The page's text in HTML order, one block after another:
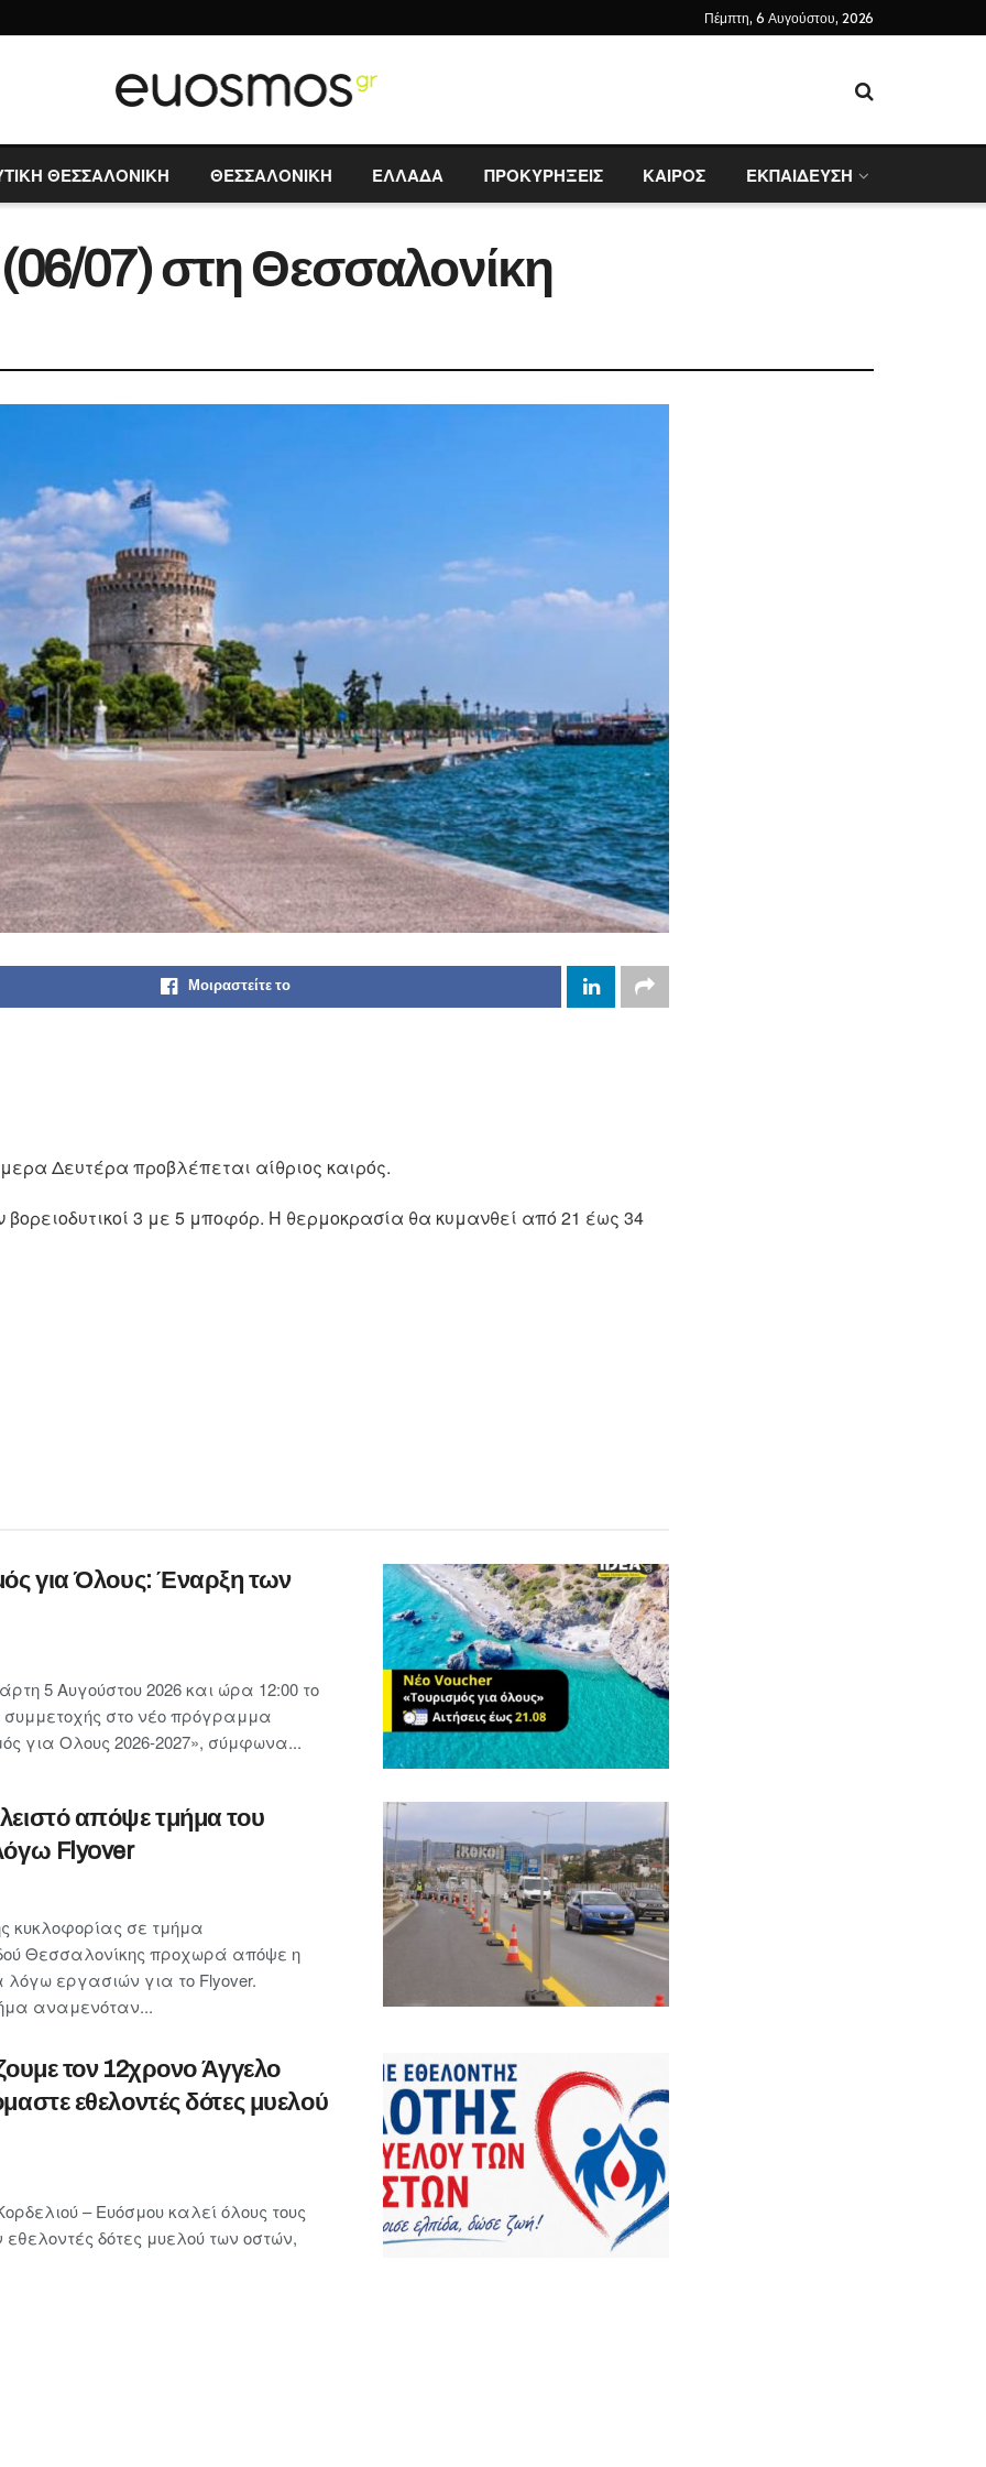
Πέμπτη, 6 Αυγούστου, 2026
ΘΕΣΣΑΛΟΝΙΚΗ ΘΕΣΣΑΛΟΝΙΚΗ ΕΛΛΑΔΑ ΠΡΟΚΥΡΗΞΕΙΣ ΚΑΙΡΟΣ ΕΚΠΑΙΔΕΥΣΗ
07) στη Θεσσαλονίκη
Μοιραστείτε το
Δευτέρα προβλέπεται αίθριος καιρός.
βορειοδυτικοί 3 με 5 μποφόρ. Η θερμοκρασία θα κυμανθεί από 21 έως 34
για Όλους: Έναρξη των
5 Αυγούστου 2026 και ώρα 12:00 το
συμμετοχής στο νέο πρόγραμμα
για Ολους 2026-2027», σύμφωνα...
απόψε τμήμα του
Flyover
κυκλοφορίας σε τμήμα
Θεσσαλονίκης προχωρά απόψε η
λόγω εργασιών για το Flyover.
αναμενόταν...
τον 12χρονο Άγγελο
εθελοντές δότες μυελού
– Ευόσμου καλεί όλους τους
εθελοντές δότες μυελού των οστών,